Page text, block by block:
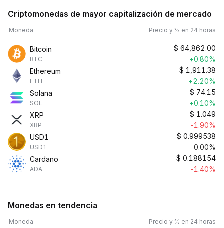
Criptomonedas de mayor capitalización de mercado
Moneda Precio y % en 24 horas
Bitcoin
BTC
$ 64,862.00
+0.80%
Ethereum
ETH
$ 1,911.38
+2.20%
Solana
SOL
$ 74.15
+0.10%
XRP
XRP
$ 1.049
-1.90%
USD1
USD1
$ 0.999538
0.00%
Cardano
ADA
$ 0.188154
-1.40%
Monedas en tendencia
Moneda Precio y % en 24 horas